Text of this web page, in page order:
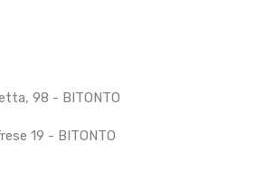
98 - BITONTO
19 - BITONTO